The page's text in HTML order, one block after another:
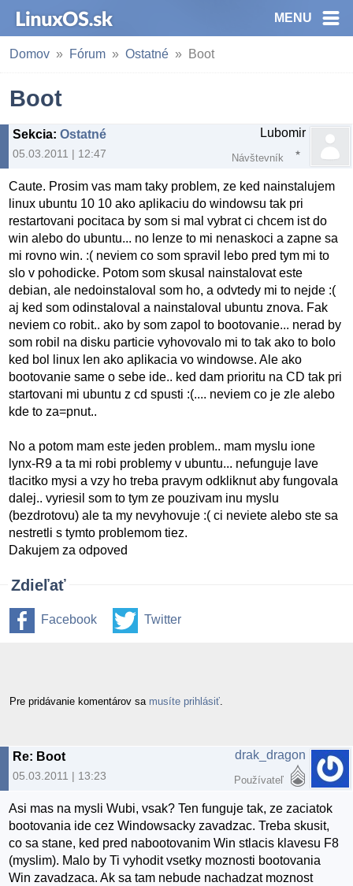
MENU
Domov Fórum Ostatné Boot
Boot
Sekcia: Ostatné
05.03.2011 | 12:47
Lubomir
Návštevník
Caute. Prosim vas mam taky problem, ze ked nainstalujem
linux ubuntu 10 10 ako aplikaciu do windowsu tak pri
restartovani pocitaca by som si mal vybrat ci chcem ist do
win alebo do ubuntu... no lenze to mi nenaskoci a zapne sa
mi rovno win. :( neviem co som spravil lebo pred tym mi to
slo v pohodicke. Potom som skusal nainstalovat este
debian, ale nedoinstaloval som ho, a odvtedy mi to nejde :(
aj ked som odinstaloval a nainstaloval ubuntu znova. Fak
neviem co robit.. ako by som zapol to bootovanie... nerad by
som robil na disku particie vyhovovalo mi to tak ako to bolo
ked bol linux len ako aplikacia vo windowse. Ale ako
bootovanie same o sebe ide.. ked dam prioritu na CD tak pri
startovani mi ubuntu z cd spusti :(.... neviem co je zle alebo
kde to za=pnut..
No a potom mam este jeden problem.. mam myslu ione
lynx-R9 a ta mi robi problemy v ubuntu... nefunguje lave
tlacitko mysi a vzy ho treba pravym odkliknut aby fungovala
dalej.. vyriesil som to tym ze pouzivam inu myslu
(bezdrotovu) ale ta my nevyhovuje :( ci neviete alebo ste sa
nestretli s tymto problemom tiez.
Dakujem za odpoved
Zdieľať
Facebook Twitter
Pre pridávanie komentárov sa musíte prihlásiť
Re: Boot
05.03.2011 | 13:23
drak_dragon
Používateľ
Asi mas na mysli Wubi, vsak? Ten funguje tak, ze zaciatok
bootovania ide cez Windowsacky zavadzac. Treba skusit,
co sa stane, ked pred nabootovanim Win stlacis klavesu F8
(myslim). Malo by Ti vyhodit vsetky moznosti bootovania
Win zavadzaca. Ak sa tam nebude nachadzat moznost